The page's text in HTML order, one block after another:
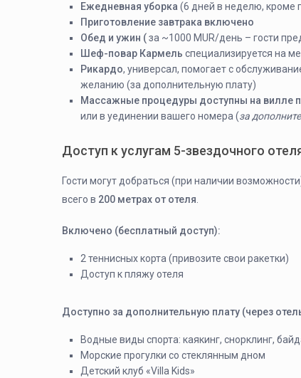
Ежедневная уборка (6 дней в неделю, кроме
Приготовление завтрака включено
Обед и ужин (за ~1000 MUR/день – гости
Шеф-повар Кармель специализируется на
Рикардо, универсал, помогает с
желанию (за дополнительную плату)
Массажные процедуры доступны на вилле
или в уединении вашего номера (за
Доступ к услугам 5-звездочного
Гости могут добраться (при наличии
всего в 200 метрах от отеля
Включено (бесплатный доступ):
2 теннисных корта (привозите свои ракетки)
Доступ к пляжу отеля
Доступно за дополнительную плату (через
Водные виды спорта: каякинг, снорклинг,
Морские прогулки со стеклянным дном
Детский клуб «Villa Kids»